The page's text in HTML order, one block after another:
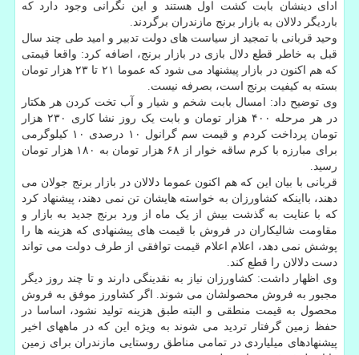
ادای دینشان بابت کشت اول هستند و این نگرانی وجود دارد که
باردیگر دلالان به بازار برنج مازندران برگردند.
وحید قربانی با تمجید از سیاست های دولت تدبیر و امید طی چند سال
قبل به خاطر قطع دلال بازی در بازار برنج، اضافه کرد: واقعا قیمتی
که هم اکنون در بازار پیشنهاد می شود که عموما ۲۱ تا ۲۳ هزار تومان
بسته به کیفیت برنج است، بصرفه نیست.
وی توضیح داد: امسال بابت شخم و شیار و آب تخت کردن هر هکتار
در هر مرحله ۴۰۰ هزار تومان و بابت یک روز نشا کاری ۲۳۰ هزار
تومان پرداخت کردم و قیمت سم گرانول ۱۰ درصدی ۱۰ کیلوگرمی
برای مبارزه با کرم ساقه خوار از ۶۸ هزار تومان به ۱۸۰ هزار تومان
رسید.
قربانی با بیان این که هم اکنون عموما دلالان در بازار برنج جولان می
دهند، بااینکه کشاورزان به خواسته هایشان تن نمی دهند، پیشنهاد کرد
که با عنایت به گذشت بیش از یک ماه از ورد برنج جدید به بازار و
مقاومت شالیکاران در فروش با قیمت های پیشنهادی که هزینه ها را
پوشش نمی دهد، اعلام اعلام قیمت توافقی از طرف دولت می تواند
دست دلالان را قطع کند.
وی اظهار داشت: کشاورزان نیاز به نقدینگی دارند و تا چند روز دیگر
مجبور به فروش محصولشان می شوند. اگر کشاورز موفق به فروش
محصول به قیمت منطقی و البته طبق هزینه تولید نشود، اساسا در
حفظ زمین گرفتار تردید می شوند به ویژه این که در ماههای اخیر
پیشنهادهای میلیاردی در تمامی مناطق روستایی مازندران برای زمین